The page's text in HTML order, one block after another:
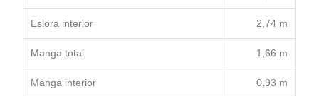
Eslora interior 2,74 m
Manga total 1,66 m
Manga interior 0,93 m